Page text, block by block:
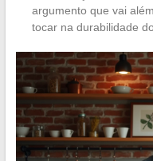
argumento que vai
tocar na durabilidade